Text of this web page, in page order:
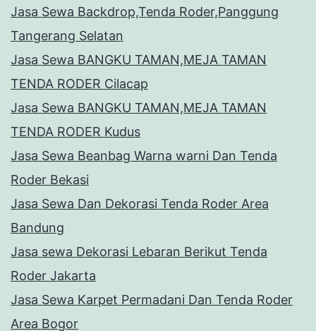
Jasa Sewa Backdrop,Tenda Roder,Panggung
Tangerang Selatan
Jasa Sewa BANGKU TAMAN,MEJA TAMAN
TENDA RODER Cilacap
Jasa Sewa BANGKU TAMAN,MEJA TAMAN
TENDA RODER Kudus
Jasa Sewa Beanbag Warna warni Dan Tenda
Roder Bekasi
Jasa Sewa Dan Dekorasi Tenda Roder Area
Bandung
Jasa sewa Dekorasi Lebaran Berikut Tenda
Roder Jakarta
Jasa Sewa Karpet Permadani Dan Tenda Roder
Area Bogor